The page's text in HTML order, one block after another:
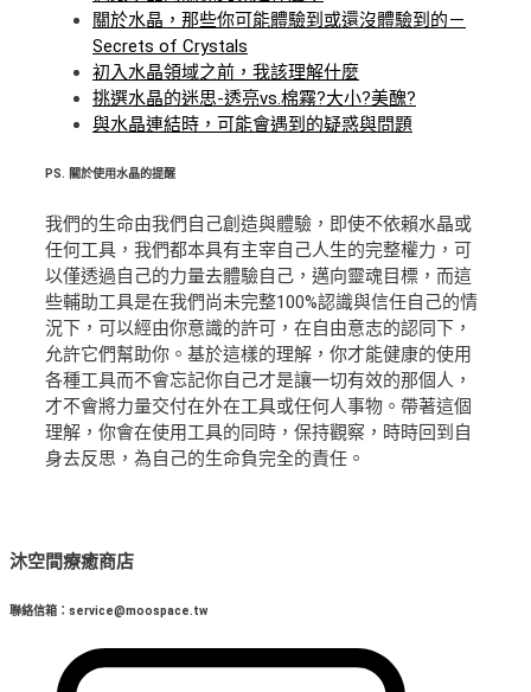
關於水晶，那些你可能體驗到或還沒體驗到的－
Secrets of Crystals
初入水晶領域之前，我該理解什麼
挑選水晶的迷思-透亮vs.棉霧?大小?美醜?
與水晶連結時，可能會遇到的疑惑與問題
PS. 關於使用水晶的提醒
我們的生命由我們自己創造與體驗，即使不依賴水晶或
任何工具，我們都本具有主宰自己人生的完整權力，可
以僅透過自己的力量去體驗自己，邁向靈魂目標，而這
些輔助工具是在我們尚未完整100%認識與信任自己的情
況下，可以經由你意識的許可，在自由意志的認同下，
允許它們幫助你。基於這樣的理解，你才能健康的使用
各種工具而不會忘記你自己才是讓一切有效的那個人，
才不會將力量交付在外在工具或任何人事物。帶著這個
理解，你會在使用工具的同時，保持觀察，時時回到自
身去反思，為自己的生命負完全的責任。
沐空間療癒商店
聯絡信箱：service@moospace.tw